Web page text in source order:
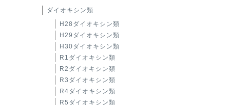
ダイオキシン類
H28ダイオキシン類
H29ダイオキシン類
H30ダイオキシン類
R1ダイオキシン類
R2ダイオキシン類
R3ダイオキシン類
R4ダイオキシン類
R5ダイオキシン類